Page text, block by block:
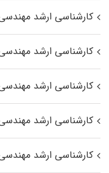
کارشناسی ارشد
کارشناسی ارشد
کارشناسی ارشد
کارشناسی ارشد
کارشناسی ارشد